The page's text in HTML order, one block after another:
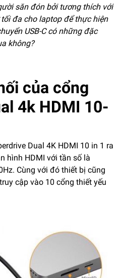
săn đón bởi tương thích với
đa cho laptop để thực hiện
USB-C có những đặc
không?
của cổng
4k HDMI 10-
Dual 4K HDMI 10 in 1 ra
hình HDMI với tần số là
Cùng với đó thiết bị cũng
cập vào 10 cổng thiết yếu